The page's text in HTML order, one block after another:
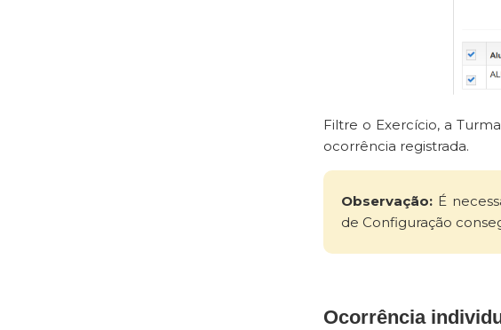
Filtre o Exercício, a
ocorrência registrada.
Observação: É
de Configuração
Ocorrência